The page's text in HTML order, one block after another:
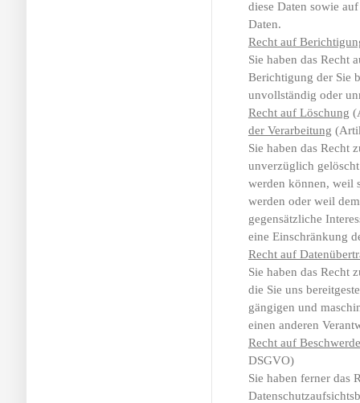
diese Daten sowie
Daten.
Recht auf
Sie haben das Recht
Berichtigung der Sie
unvollständig oder
Recht auf Löschung
der Verarbeitung
Sie haben das Recht
unverzüglich
werden können, weil
werden oder weil
gegensätzliche
eine Einschränkung
Recht auf
Sie haben das Recht
die Sie uns
gängigen und
einen anderen
Recht auf
DSGVO)
Sie haben ferner das